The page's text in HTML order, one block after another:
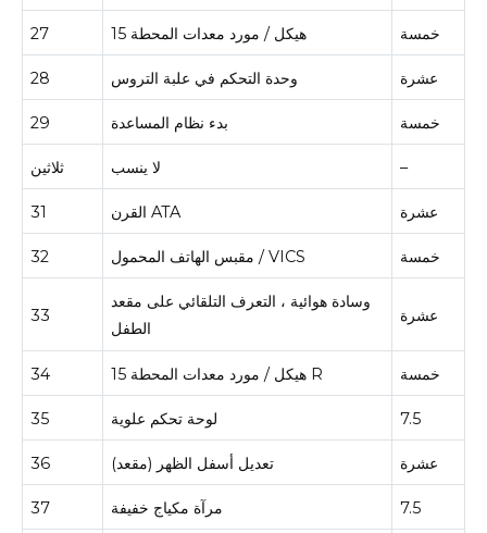
27 هيكل / مورد معدات المحطة 15 خمسة
28 وحدة التحكم في علبة التروس عشرة
29 بدء نظام المساعدة خمسة
ثلاثين لا ينسب –
31 القرن ATA عشرة
32 مقبس الهاتف المحمول / VICS خمسة
33
وسادة هوائية ، التعرف التلقائي على مقعد
الطفل
عشرة
34 هيكل / مورد معدات المحطة 15 R خمسة
35 لوحة تحكم علوية 7.5
36 تعديل أسفل الظهر (مقعد) عشرة
37 مرآة مكياج خفيفة 7.5